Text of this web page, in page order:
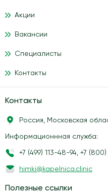
Акции
Вакансии
Специалисты
Контакты
Контакты
Россия, Московская
Информационнная служба:
+7 (499) 113-48-94, +7
himki@kapelnica.clinic
Полезные ссылки